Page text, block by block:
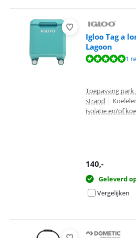
Igloo Tag a
Lagoon
Beoordeling is 10 van de 10, gebaseerd op
1
Toepassing park
strand |
isolatie en/of
140,-
Geleverd
Vergelijken